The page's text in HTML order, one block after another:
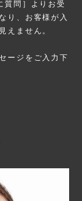
質問］よりお受
り、お客様が入
えません。
ージをご入力下